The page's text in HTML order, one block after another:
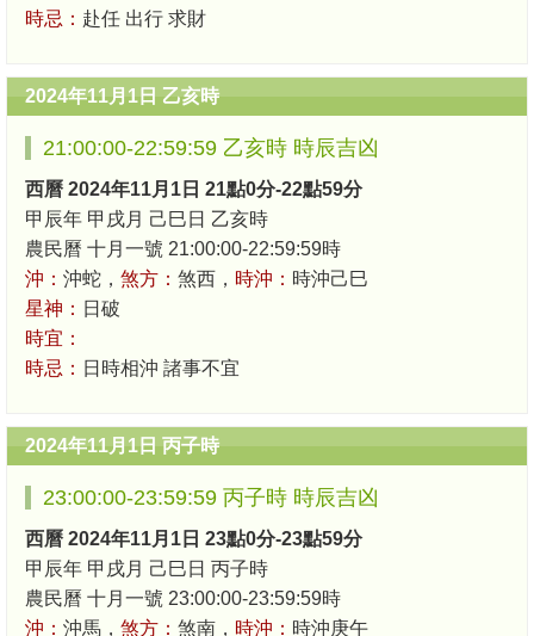
時忌： 赴任 出行 求財
2024年11月1日 乙亥時
21:00:00-22:59:59 乙亥時 時辰吉凶
西曆 2024年11月1日 21點0分-22點59分
甲辰年 甲戌月 己巳日 乙亥時
農民曆 十月一號 21:00:00-22:59:59時
沖： 沖蛇， 煞方： 煞西， 時沖： 時沖己巳
星神： 日破
時宜：
時忌： 日時相沖 諸事不宜
2024年11月1日 丙子時
23:00:00-23:59:59 丙子時 時辰吉凶
西曆 2024年11月1日 23點0分-23點59分
甲辰年 甲戌月 己巳日 丙子時
農民曆 十月一號 23:00:00-23:59:59時
沖： 沖馬， 煞方： 煞南， 時沖： 時沖庚午